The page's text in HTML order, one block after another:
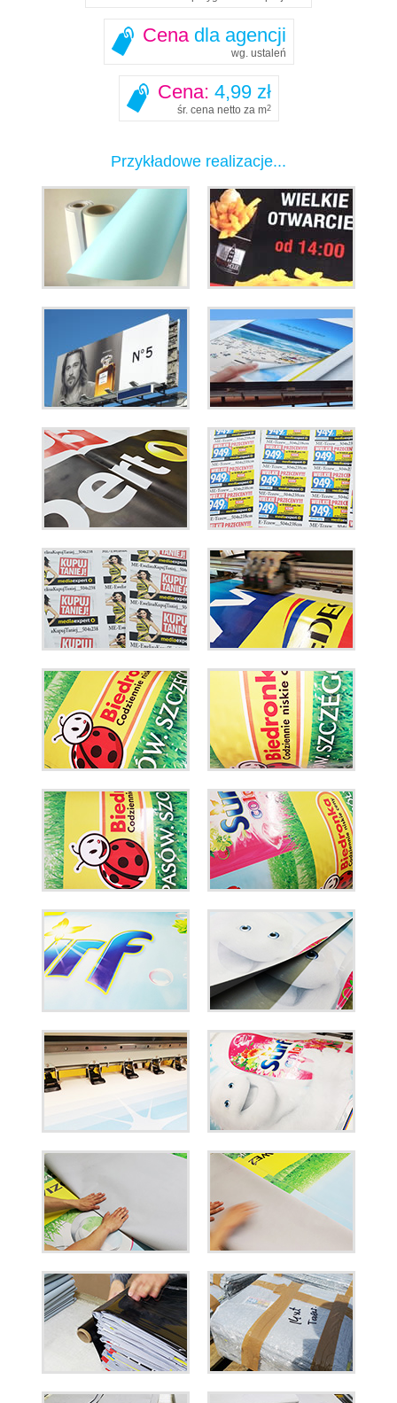
Cena dla agencji
wg. ustaleń
Cena: 4,99 zł
śr. cena netto za m2
Przykładowe realizacje...